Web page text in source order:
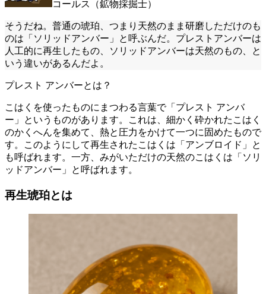
コールス（鉱物採掘士）
そうだね。普通の琥珀、つまり天然のまま研磨しただけのも
のは「ソリッドアンバー」と呼ぶんだ。プレストアンバーは
人工的に再生したもの、ソリッドアンバーは天然のもの、と
いう違いがあるんだよ。
プレスト アンバーとは？
こはくを使ったものにまつわる言葉で「プレスト アンバ
ー」というものがあります。これは、細かく砕かれたこはく
のかくへんを集めて、熱と圧力をかけて一つに固めたもので
す。このようにして再生されたこはくは「アンブロイド」と
も呼ばれます。一方、みがいただけの天然のこはくは「ソリ
ッドアンバー」と呼ばれます。
再生琥珀とは